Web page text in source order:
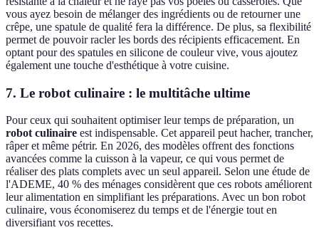
vous ayez besoin de mélanger des ingrédients ou de retourner une
crêpe, une spatule de qualité fera la différence. De plus, sa flexibilité
permet de pouvoir racler les bords des récipients efficacement. En
optant pour des spatules en silicone de couleur vive, vous ajoutez
également une touche d'esthétique à votre cuisine.
7. Le robot culinaire : le multitâche ultime
Pour ceux qui souhaitent optimiser leur temps de préparation, un
robot culinaire est indispensable. Cet appareil peut hacher, trancher,
râper et même pétrir. En 2026, des modèles offrent des fonctions
avancées comme la cuisson à la vapeur, ce qui vous permet de
réaliser des plats complets avec un seul appareil. Selon une étude de
l'ADEME, 40 % des ménages considèrent que ces robots améliorent
leur alimentation en simplifiant les préparations. Avec un bon robot
culinaire, vous économiserez du temps et de l'énergie tout en
diversifiant vos recettes.